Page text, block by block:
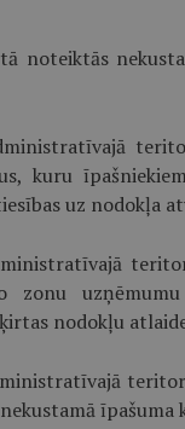
noteiktās
kuru
uz nodokļa
zonu
nodokļu
īpašuma